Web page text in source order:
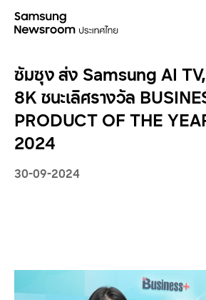
ซัมซุง ส่ง Samsung AI
8K ชนะเลิศรางวัล
PRODUCT OF THE
2024
30-09-2024